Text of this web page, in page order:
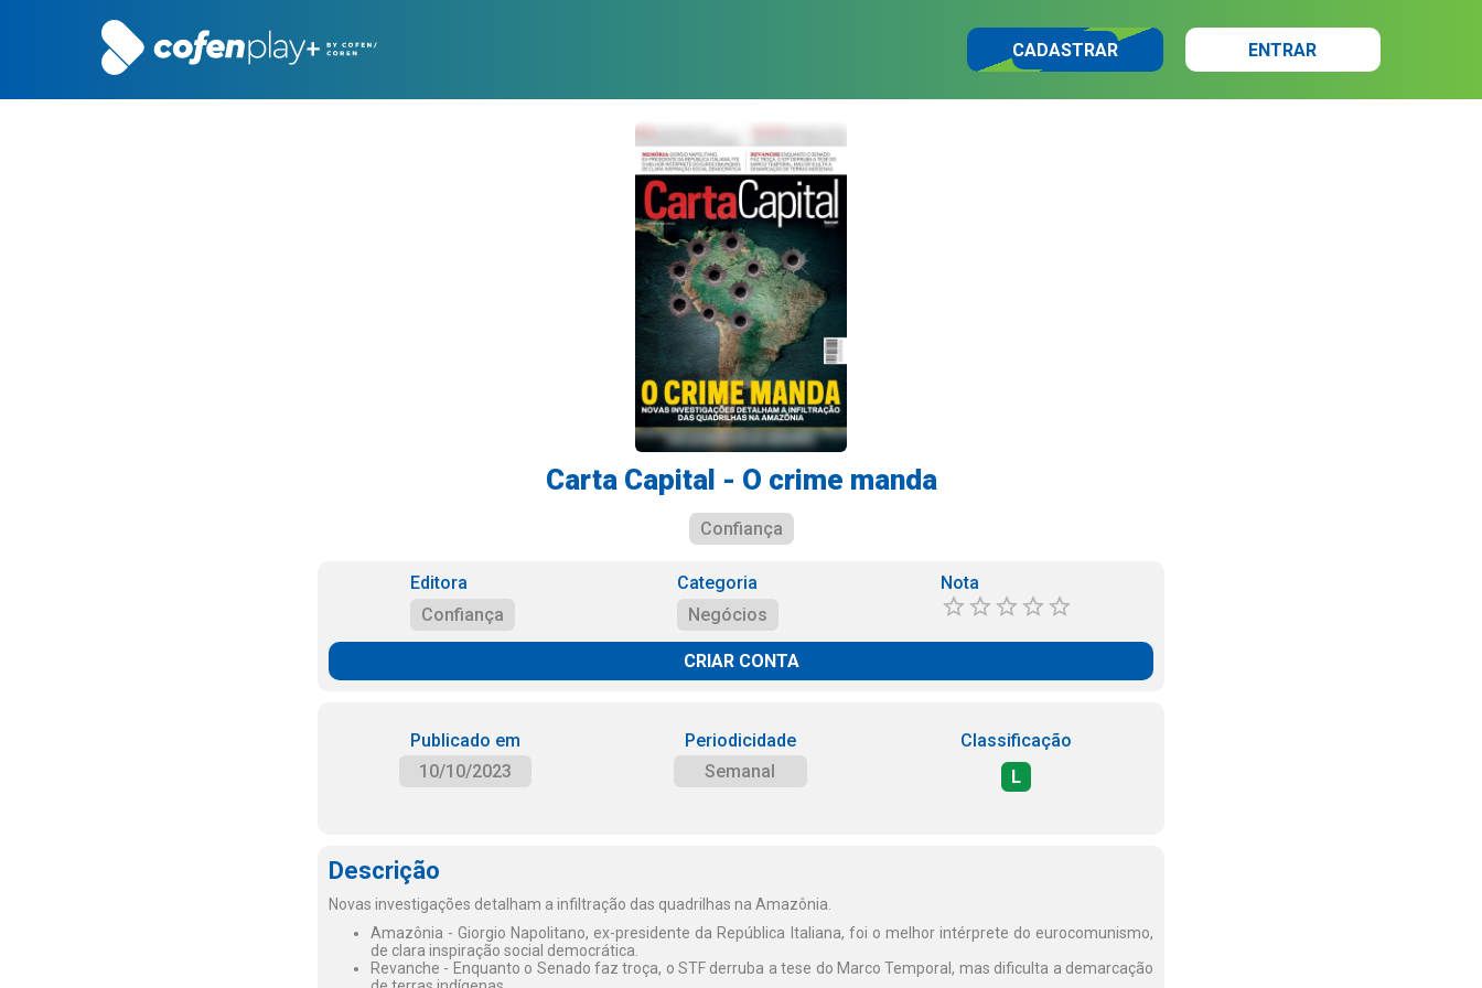
CADASTRAR ENTRAR
Carta Capital - O crime manda
Confiança
Editora
Confiança
Categoria
Negócios
Nota
CRIAR CONTA
Publicado em
10/10/2023
Periodicidade
Semanal
Classificação
L
Descrição
Novas investigações detalham a infiltração das quadrilhas na Amazônia.
Amazônia - Giorgio Napolitano, ex-presidente da República Italiana, foi o melhor intérprete do eurocomunismo,
de clara inspiração social democrática.
Revanche - Enquanto o Senado faz troça, o STF derruba a tese do Marco Temporal, mas dificulta a demarcação